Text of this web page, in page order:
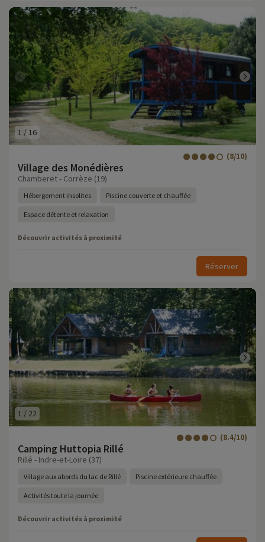
1 / 16
Village des Monédières
(8/10)
Chamberet - Corrèze (19)
Hébergement insolites Piscine couverte et chauffée
Espace détente et relaxation
Découvrir activités à proximité
Réserver
1 / 22
Camping Huttopia Rillé
(8.4/10)
Rillé - Indre-et-Loire (37)
Village aux abords du lac de Rillé Piscine extérieure chauffée
Activités toute la journée
Découvrir activités à proximité